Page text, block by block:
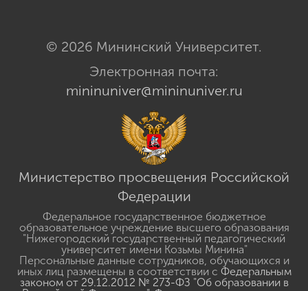
© 2026 Мининский Университет.
Электронная почта:
mininuniver@mininuniver.ru
Министерство просвещения Российской
Федерации
Федеральное государственное бюджетное
образовательное учреждение высшего образования
"Нижегородский государственный педагогический
университет имени Козьмы Минина"
Персональные данные сотрудников, обучающихся и
иных лиц размещены в соответствии с Федеральным
законом от 29.12.2012 № 273-ФЗ "Об образовании в